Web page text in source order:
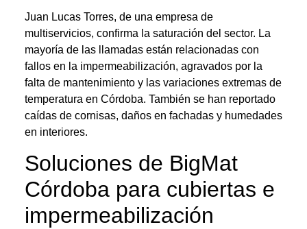
Juan Lucas Torres, de una empresa de
multiservicios, confirma la saturación del sector. La
mayoría de las llamadas están relacionadas con
fallos en la impermeabilización, agravados por la
falta de mantenimiento y las variaciones extremas de
temperatura en Córdoba. También se han reportado
caídas de cornisas, daños en fachadas y humedades
en interiores.
Soluciones de BigMat
Córdoba para cubiertas e
impermeabilización